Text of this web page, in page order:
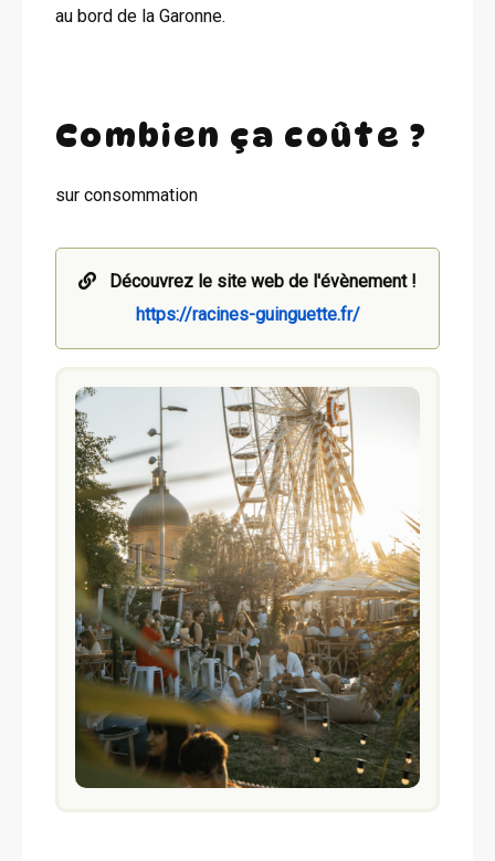
au bord de la Garonne.
Combien ça coûte ?
sur consommation
Découvrez le site web de l'évènement !
https://racines-guinguette.fr/